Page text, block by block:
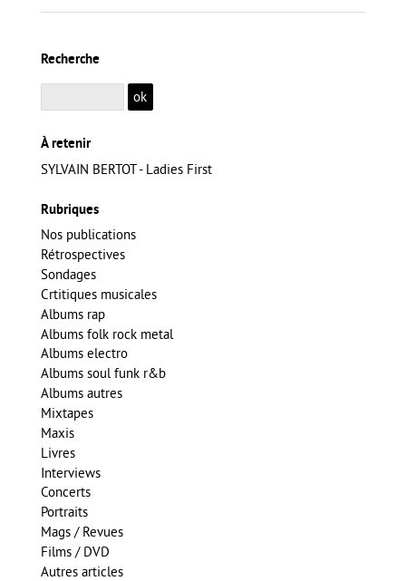
Recherche
À retenir
SYLVAIN BERTOT - Ladies First
Rubriques
Nos publications
Rétrospectives
Sondages
Crtitiques musicales
Albums rap
Albums folk rock metal
Albums electro
Albums soul funk r&b
Albums autres
Mixtapes
Maxis
Livres
Interviews
Concerts
Portraits
Mags / Revues
Films / DVD
Autres articles